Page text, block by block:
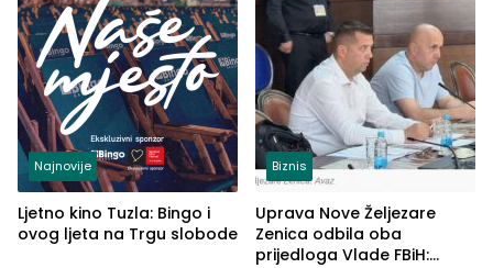
Najnovije
Ljetno kino Tuzla: Bingo i
ovog ljeta na Trgu slobode
Biznis
Uprava Nove Željezare
Zenica odbila oba
prijedloga Vlade FBiH: